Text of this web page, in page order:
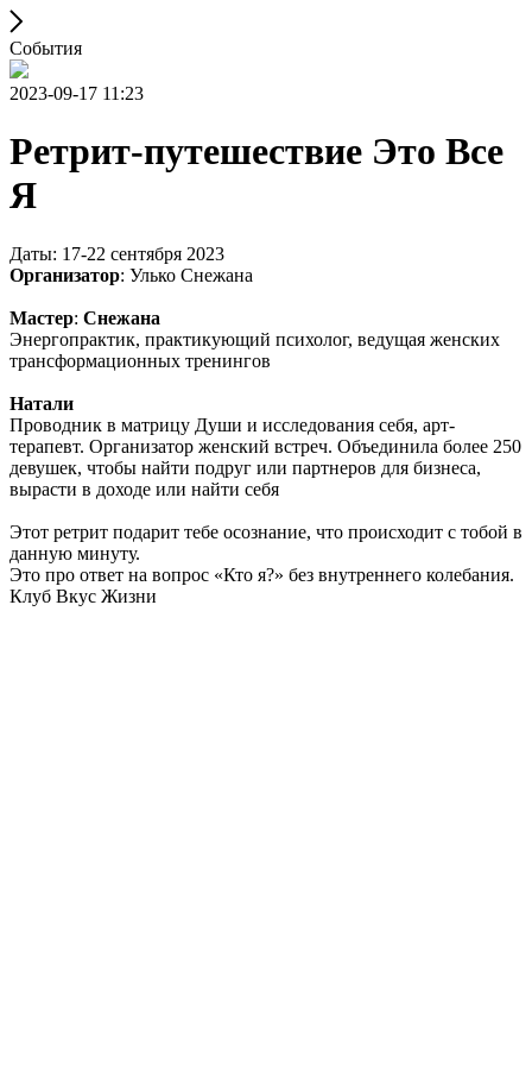
События
2023-09-17 11:23
Ретрит-путешествие Это Все
Я
Даты: 17-22 сентября 2023
Организатор: Улько Снежана
Мастер: Снежана
Энергопрактик, практикующий психолог, ведущая женских
трансформационных тренингов
Натали
Проводник в матрицу Души и исследования себя, арт-
терапевт. Организатор женский встреч. Объединила более 250
девушек, чтобы найти подруг или партнеров для бизнеса,
вырасти в доходе или найти себя
Этот ретрит подарит тебе осознание, что происходит с тобой в
данную минуту.
Это про ответ на вопрос «Кто я?» без внутреннего колебания.
Клуб Вкус Жизни